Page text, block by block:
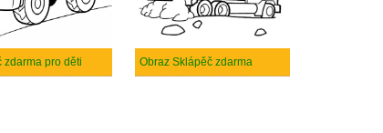
zdarma pro děti Obraz Sklápěč zdarma